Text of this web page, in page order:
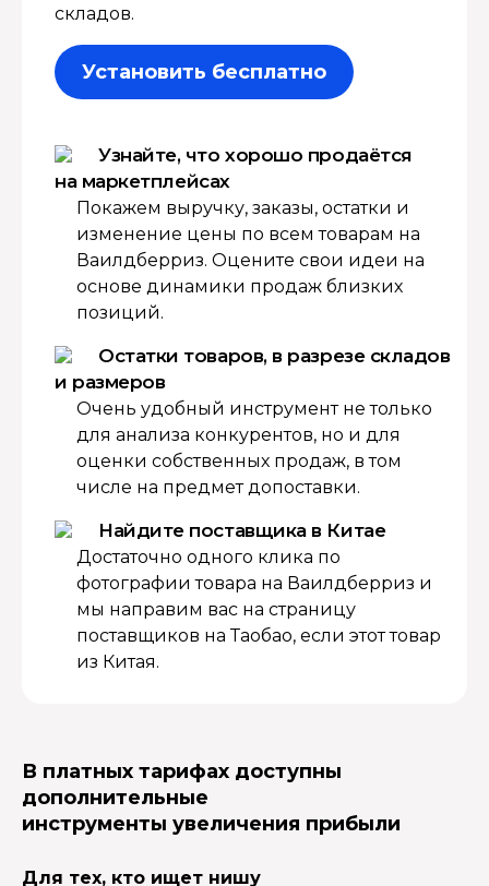
складов.
Установить бесплатно
Узнайте, что хорошо продаётся
на маркетплейсах
Покажем выручку, заказы, остатки и
изменение цены по всем товарам на
Ваилдберриз. Оцените свои идеи на
основе динамики продаж близких
позиций.
Остатки товаров, в разрезе складов
и размеров
Очень удобный инструмент не только
для анализа конкурентов, но и для
оценки собственных продаж, в том
числе на предмет допоставки.
Найдите поставщика в Китае
Достаточно одного клика по
фотографии товара на Ваилдберриз и
мы направим вас на страницу
поставщиков на Таобао, если этот товар
из Китая.
В платных тарифах доступны
дополнительные
инструменты увеличения прибыли
Для тех, кто ищет нишу